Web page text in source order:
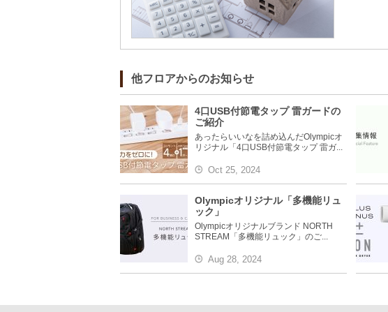
他フロアからのお知らせ
4口USB付節電タップ 雷ガードの
ご紹介
あったらいいなを詰め込んだOlympicオ
リジナル「4口USB付節電タップ 雷ガ...
Oct 25, 2024
Olympicオリジナル「多機能リュ
ック」
Olympicオリジナルブランド NORTH
STREAM「多機能リュック」のご...
Aug 28, 2024